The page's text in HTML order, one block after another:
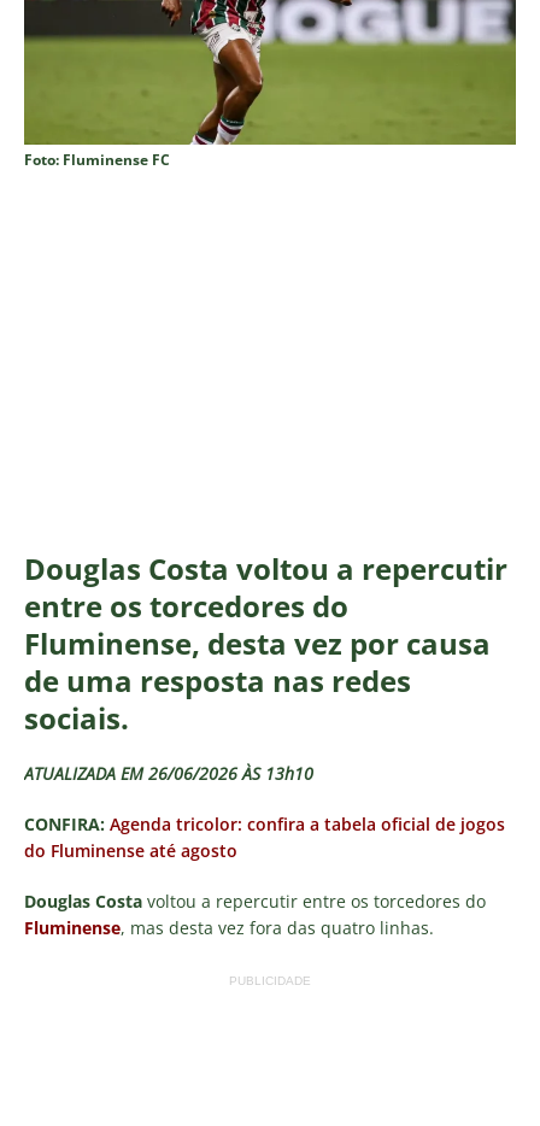
Foto: Fluminense FC
Douglas Costa voltou a repercutir
entre os torcedores do
Fluminense, desta vez por causa
de uma resposta nas redes
sociais.
ATUALIZADA EM 26/06/2026 ÀS 13h10
CONFIRA: Agenda tricolor: confira a tabela oficial de jogos
do Fluminense até agosto
Douglas Costa voltou a repercutir entre os torcedores do
Fluminense, mas desta vez fora das quatro linhas.
PUBLICIDADE